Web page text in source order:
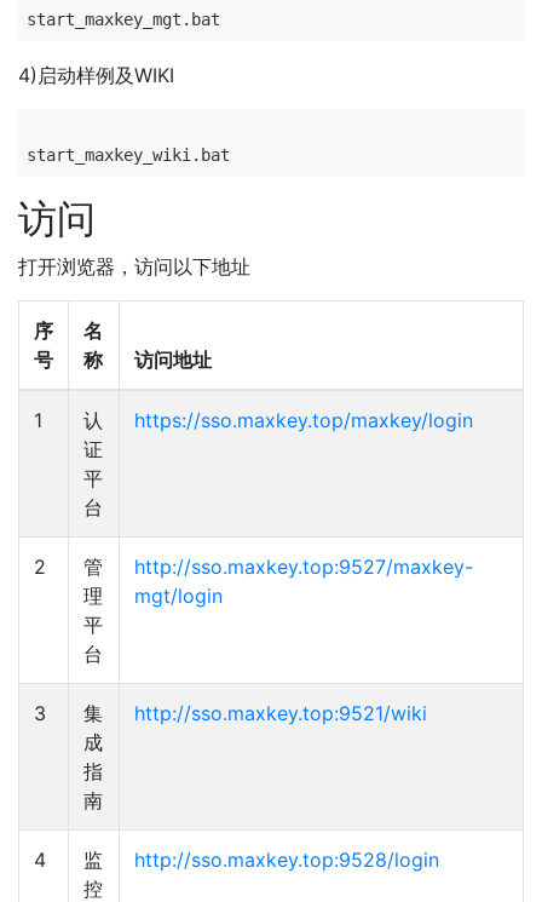
4)启动样例及WIKI
访问
打开浏览器，访问以下地址
序
号
名
称
访问地址
1
认
证
平
台
https://sso.maxkey.top/maxkey/login
2
管
理
平
台
http://sso.maxkey.top:9527/maxkey-
mgt/login
3
集
成
指
南
http://sso.maxkey.top:9521/wiki
4
监
控
http://sso.maxkey.top:9528/login